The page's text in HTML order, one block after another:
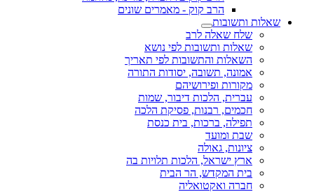
הרב קוק - מאמרים שונים
שאלות ותשובות
שלח שאלה לרב
שאלות ותשובות לפי נושא
השאלות והתשובות לפי תאריך
אמונה, תשובה, יסודות התורה
מקורות ופירושיהם
עברית, הלכות דיבור, שמות
חכמים, רבנות, פסיקת הלכה
תפילה, ברכות, בית כנסת
שבת ומועד
ציונות, גאולה
ארץ ישראל, הלכות תלויות בה
בית המקדש, הר הבית
חברה ואקטואליה